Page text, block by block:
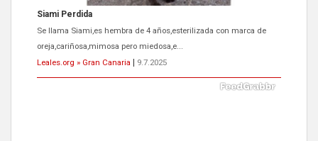
Siami Perdida
Se llama Siami,es hembra de 4 años,esterilizada con marca de
oreja,cariñosa,mimosa pero miedosa,e...
Leales.org » Gran Canaria
9.7.2025